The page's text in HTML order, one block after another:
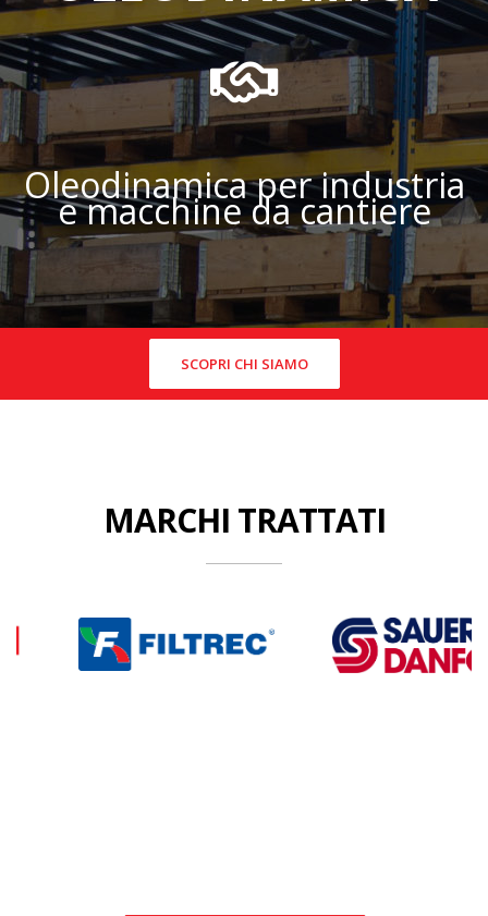
Oleodinamica per industria
e macchine da cantiere
SCOPRI CHI SIAMO
MARCHI TRATTATI